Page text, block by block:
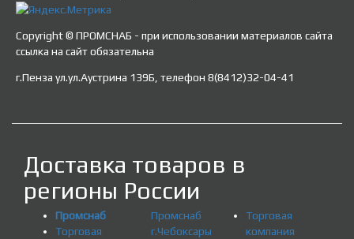
Copyright © ПРОМСНАБ - при использовании материалов сайта
ссылка на сайт обязательна
г.Пенза ул.ул.Аустрина 139Б, телефон 8(8412)32-04-41
Доставка товаров в
регионы России
Промснаб
Торговая
Промснаб
г.Чебоксары
Торговая
компания